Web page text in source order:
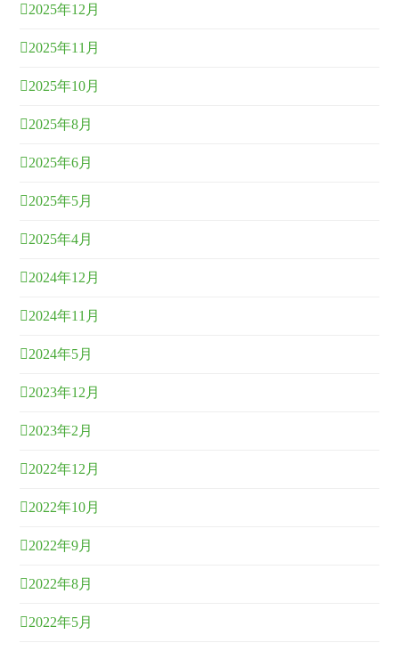
2025年12月
2025年11月
2025年10月
2025年8月
2025年6月
2025年5月
2025年4月
2024年12月
2024年11月
2024年5月
2023年12月
2023年2月
2022年12月
2022年10月
2022年9月
2022年8月
2022年5月